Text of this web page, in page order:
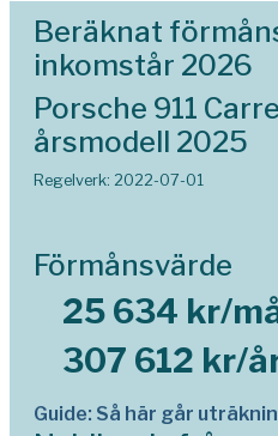
Beräknat
inkomstår 2026
Porsche 911
årsmodell 2025
Regelverk: 2022-07-01
Förmånsvärde
25 634 kr/
307 612 kr/
Guide: Så här går